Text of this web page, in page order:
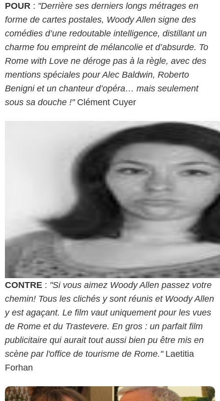
POUR : "Derrière ses derniers longs métrages en
forme de cartes postales, Woody Allen signe des
comédies d’une redoutable intelligence, distillant un
charme fou empreint de mélancolie et d’absurde. To
Rome with Love ne déroge pas à la règle, avec des
mentions spéciales pour Alec Baldwin, Roberto
Benigni et un chanteur d’opéra… mais seulement
sous sa douche !"Clément Cuyer
CONTRE : "Si vous aimez Woody Allen passez votre
chemin! Tous les clichés y sont réunis et Woody Allen
y est agaçant. Le film vaut uniquement pour les vues
de Rome et du Trastevere. En gros : un parfait film
publicitaire qui aurait tout aussi bien pu être mis en
scène par l'office de tourisme de Rome."Laetitia
Forhan